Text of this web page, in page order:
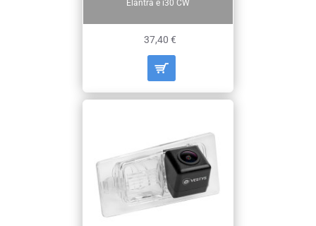
Elantra e i30 CW
37,40 €